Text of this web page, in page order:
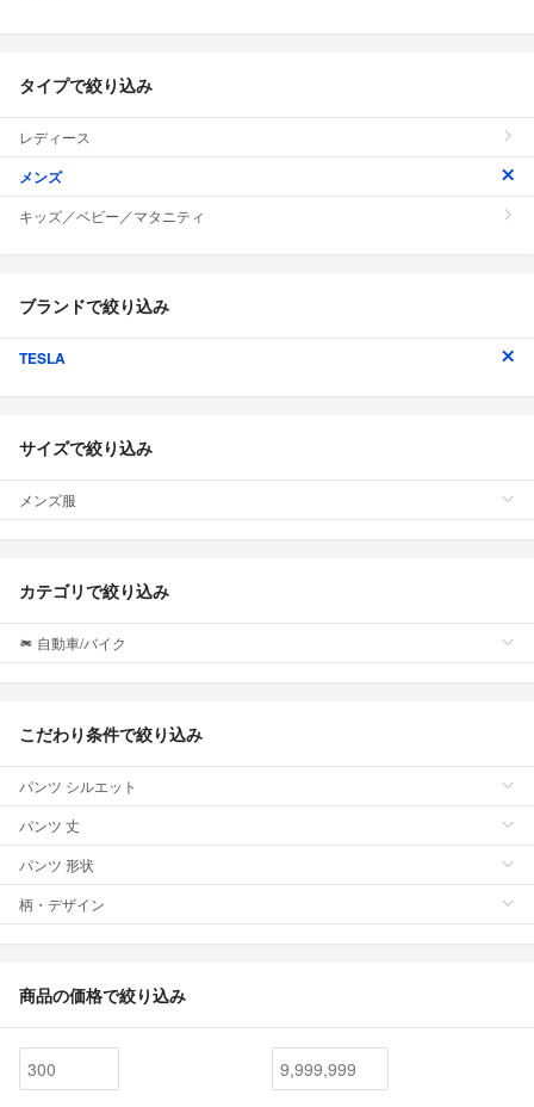
タイプで絞り込み
レディース
メンズ
キッズ／ベビー／マタニティ
ブランドで絞り込み
TESLA
サイズで絞り込み
メンズ服
カテゴリで絞り込み
自動車/バイク
こだわり条件で絞り込み
パンツ シルエット
パンツ 丈
パンツ 形状
柄・デザイン
商品の価格で絞り込み